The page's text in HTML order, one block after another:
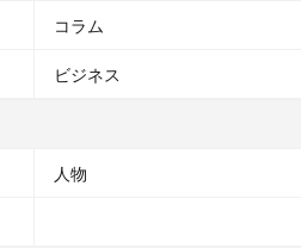
コラム
ビジネス
人物